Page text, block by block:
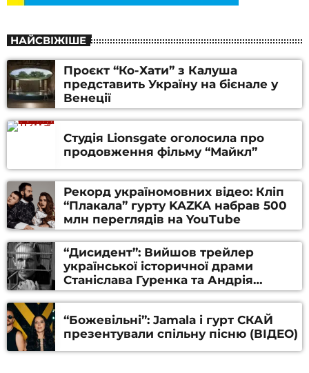
НАЙСВІЖІШЕ
Проєкт “Ко-Хати” з Калуша
представить Україну на бієнале у
Венеції
Студія Lionsgate оголосила про
продовження фільму “Майкл”
Рекорд україномовних відео: Кліп
“Плакала” гурту KAZKA набрав 500
млн переглядів на YouTube
“Дисидент”: Вийшов трейлер
української історичної драми
Станіслава Гуренка та Андрія
Алфьорова (ВІДЕО)
“Божевільні”: Jamala і гурт СКАЙ
презентували спільну пісню (ВІДЕО)